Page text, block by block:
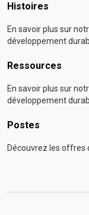
Histoires
En savoir plus sur
développement
Ressources
En savoir plus sur
développement
Postes
Découvrez les offres